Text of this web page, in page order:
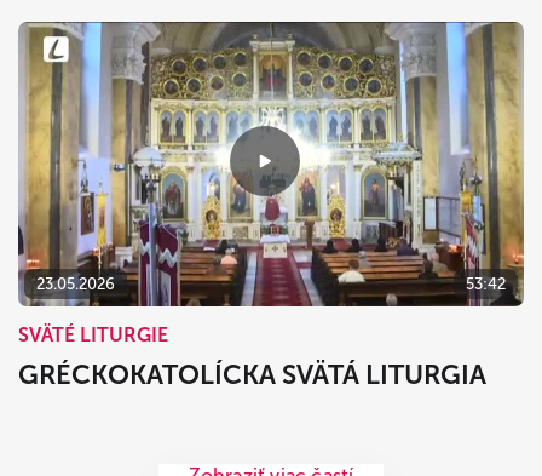
23.05.2026 53:42
SVÄTÉ LITURGIE
GRÉCKOKATOLÍCKA SVÄTÁ LITURGIA